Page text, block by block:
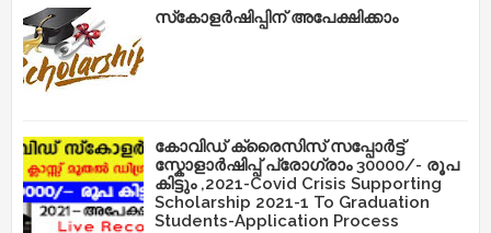
സ്‌കോളർഷിപ്പിന് അപേക്ഷിക്കാം
കോവിഡ് ക്രൈസിസ് സപ്പോർട്ട്
സ്കോളാർഷിപ്പ് പ്രോഗ്രാം 30000/- രൂപ
കിട്ടും ,2021-Covid Crisis Supporting
Scholarship 2021-1 To Graduation
Students-Application Process